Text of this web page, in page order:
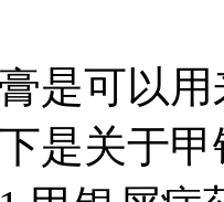
是可以
是关于